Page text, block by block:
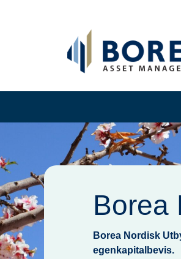
Borea
Borea Nordisk
egenkapitalbevis.